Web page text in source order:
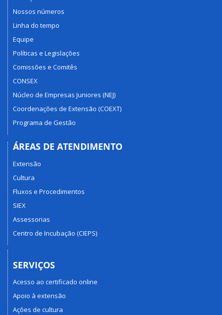
Nossos números
Linha do tempo
Equipe
Políticas e Legislações
Comissões e Comitês
CONSEX
Núcleo de Empresas Juniores (NEJ)
Coordenações de Extensão (COEXT)
Programa de Gestão
ÁREAS DE ATENDIMENTO
Extensão
Cultura
Fluxos e Procedimentos
SIEX
Assessorias
Centro de Incubação (CIEPS)
SERVIÇOS
Acesso ao certificado online
Apoio à extensão
Ações de cultura